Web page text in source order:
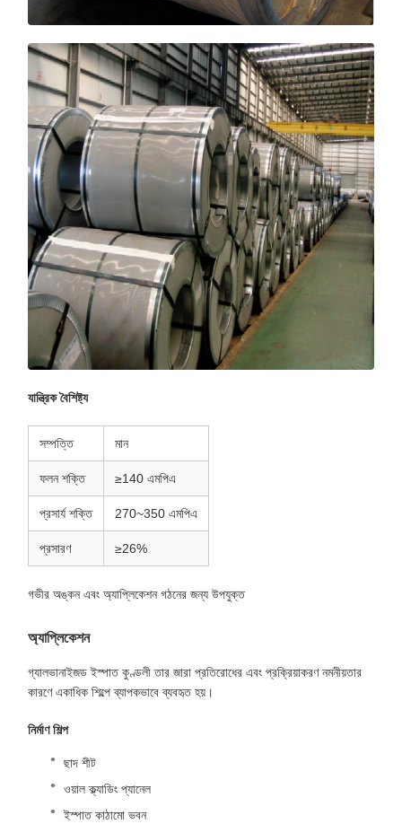
যান্ত্রিক বৈশিষ্ট্য
সম্পত্তি মান
ফলন শক্তি ≥140 এমপিএ
প্রসার্য শক্তি 270~350 এমপিএ
প্রসারণ ≥26%
গভীর অঙ্কন এবং অ্যাপ্লিকেশন গঠনের জন্য উপযুক্ত
অ্যাপ্লিকেশন
গ্যালভানাইজড ইস্পাত কুণ্ডলী তার জারা প্রতিরোধের এবং প্রক্রিয়াকরণ নমনীয়তার
কারণে একাধিক শিল্পে ব্যাপকভাবে ব্যবহৃত হয়।
নির্মাণ শিল্প
ছাদ শীট
ওয়াল ক্ল্যাডিং প্যানেল
ইস্পাত কাঠামো ভবন